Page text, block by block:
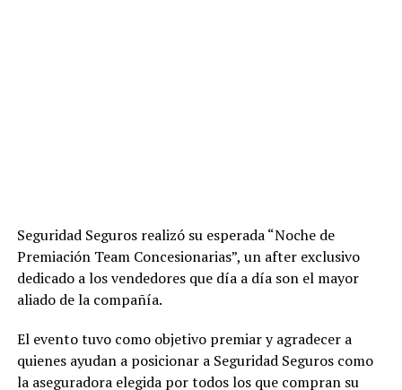
Seguridad Seguros realizó su esperada “Noche de
Premiación Team Concesionarias”, un after exclusivo
dedicado a los vendedores que día a día son el mayor
aliado de la compañía.
El evento tuvo como objetivo premiar y agradecer a
quienes ayudan a posicionar a Seguridad Seguros como
la aseguradora elegida por todos los que compran su